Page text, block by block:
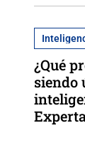
¿Qué
siendo